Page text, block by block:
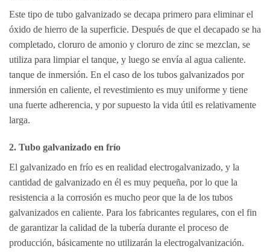
Este tipo de tubo galvanizado se decapa primero para eliminar el
óxido de hierro de la superficie. Después de que el decapado se ha
completado, cloruro de amonio y cloruro de zinc se mezclan, se
utiliza para limpiar el tanque, y luego se envía al agua caliente.
tanque de inmersión. En el caso de los tubos galvanizados por
inmersión en caliente, el revestimiento es muy uniforme y tiene
una fuerte adherencia, y por supuesto la vida útil es relativamente
larga.
2. Tubo galvanizado en frío
El galvanizado en frío es en realidad electrogalvanizado, y la
cantidad de galvanizado en él es muy pequeña, por lo que la
resistencia a la corrosión es mucho peor que la de los tubos
galvanizados en caliente. Para los fabricantes regulares, con el fin
de garantizar la calidad de la tubería durante el proceso de
producción, básicamente no utilizarán la electrogalvanización.